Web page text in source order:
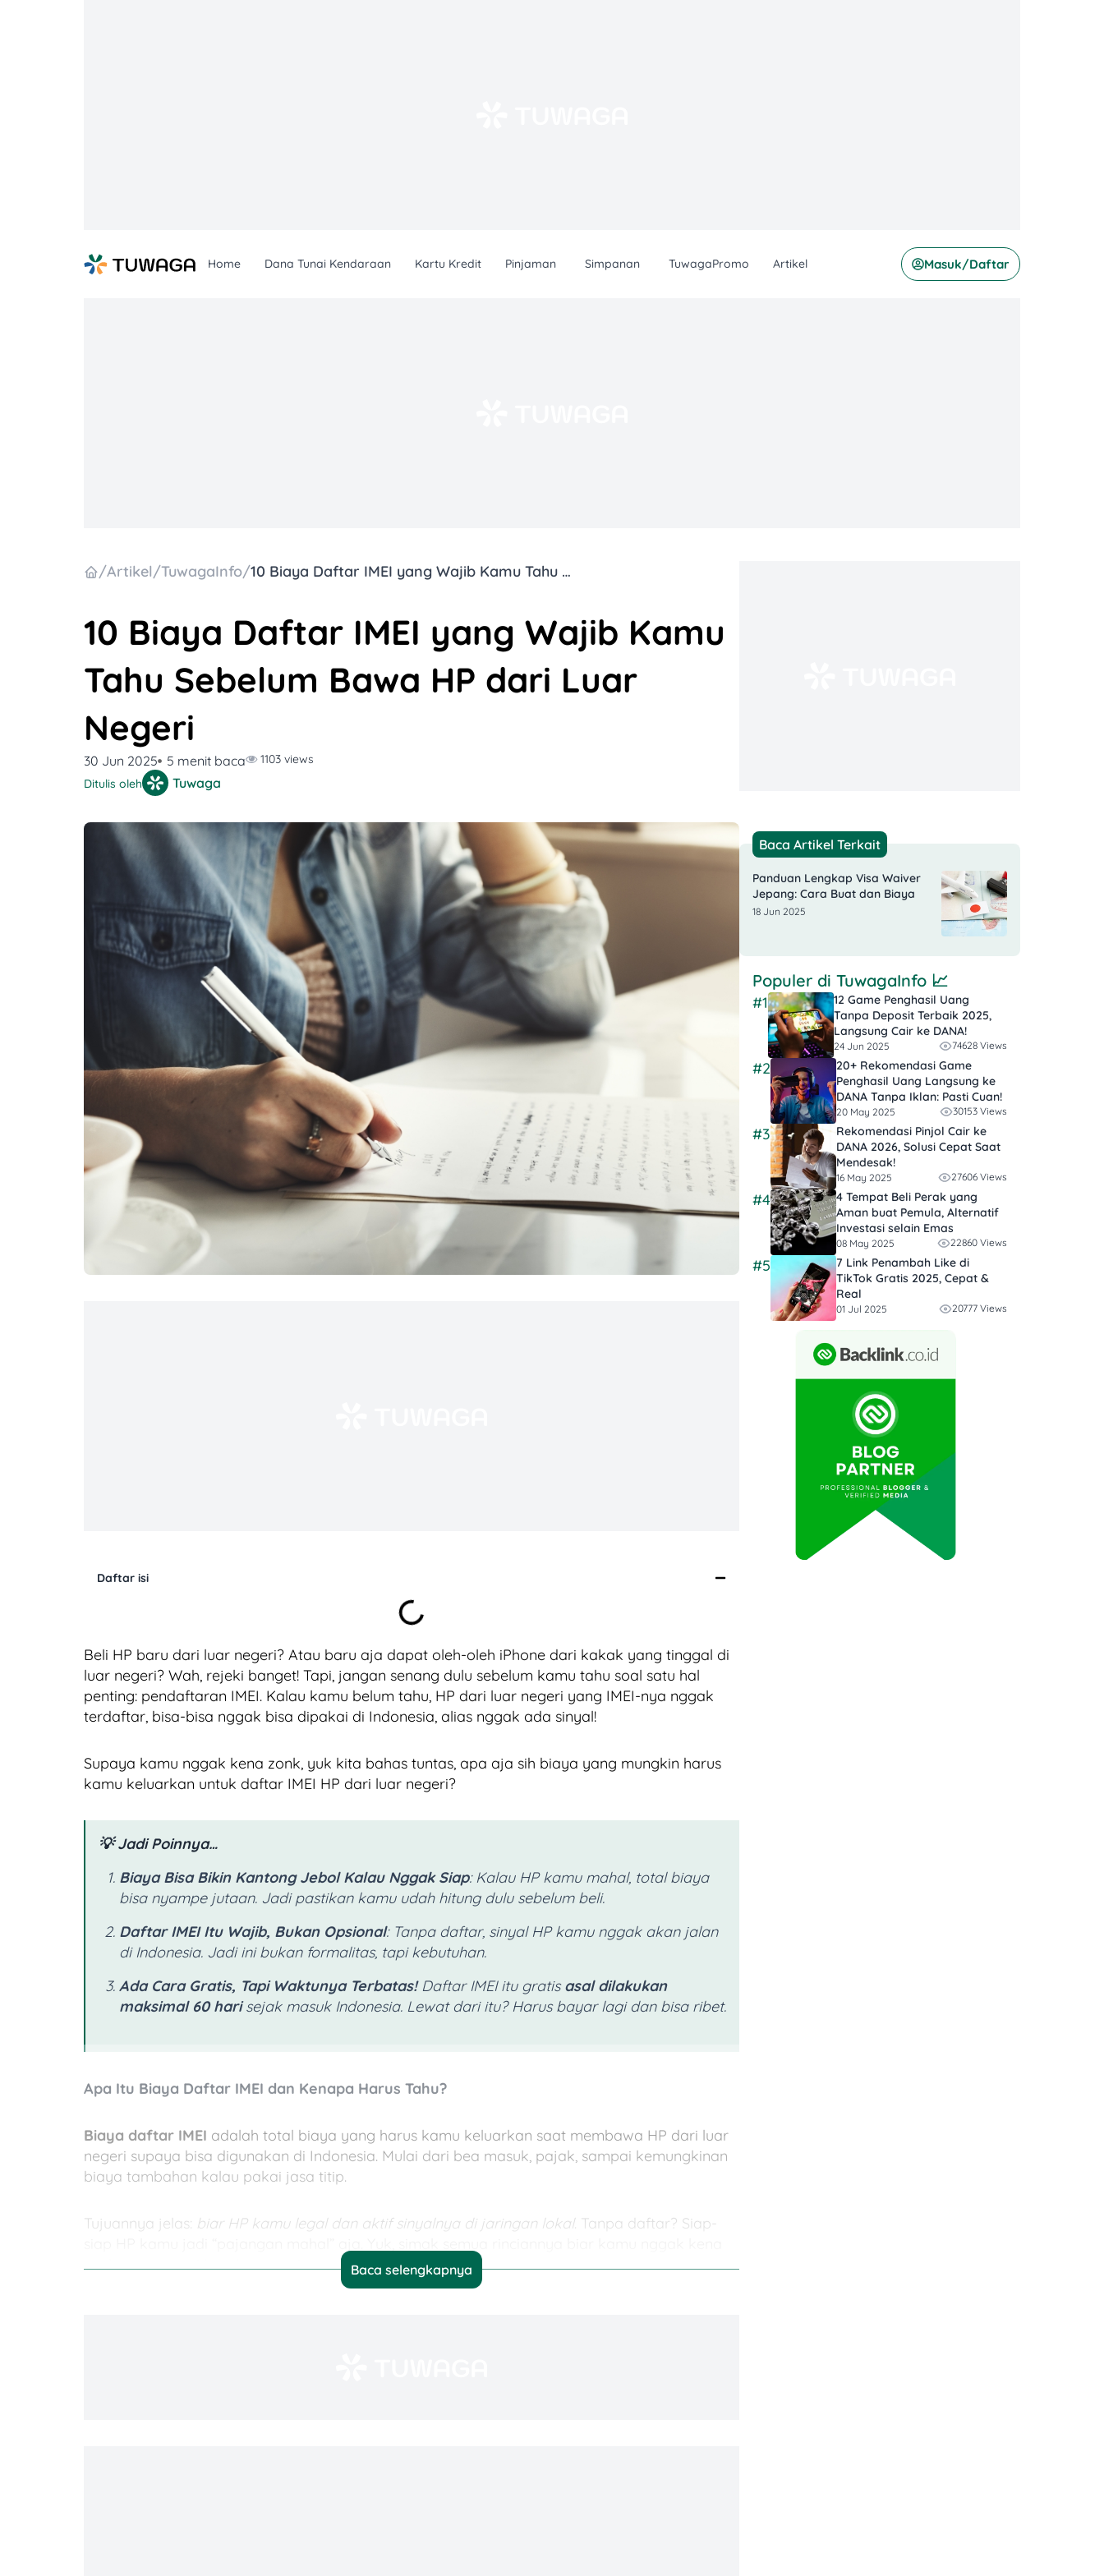
Home Dana Tunai Kendaraan Kartu Kredit Pinjaman Simpanan TuwagaPromo Artikel Masuk/Daftar
/Artikel/TuwagaInfo/ 10 Biaya Daftar IMEI yang Wajib Kamu Tahu Sebelum Bawa HP dari Luar Negeri
10 Biaya Daftar IMEI yang Wajib Kamu
Tahu Sebelum Bawa HP dari Luar
Negeri
30 Jun 2025 5 menit baca
1103 views
Ditulis oleh
Tuwaga
Daftar isi
Beli HP baru dari luar negeri? Atau baru aja dapat oleh-oleh iPhone dari kakak yang tinggal di
luar negeri? Wah, rejeki banget! Tapi, jangan senang dulu sebelum kamu tahu soal satu hal
penting: pendaftaran IMEI. Kalau kamu belum tahu, HP dari luar negeri yang IMEI-nya nggak
terdaftar, bisa-bisa nggak bisa dipakai di Indonesia, alias nggak ada sinyal!
Supaya kamu nggak kena zonk, yuk kita bahas tuntas, apa aja sih biaya yang mungkin harus
kamu keluarkan untuk daftar IMEI HP dari luar negeri?
💡 Jadi Poinnya…
Biaya Bisa Bikin Kantong Jebol Kalau Nggak Siap: Kalau HP kamu mahal, total biaya
bisa nyampe jutaan. Jadi pastikan kamu udah hitung dulu sebelum beli.
Daftar IMEI Itu Wajib, Bukan Opsional: Tanpa daftar, sinyal HP kamu nggak akan jalan
di Indonesia. Jadi ini bukan formalitas, tapi kebutuhan.
Ada Cara Gratis, Tapi Waktunya Terbatas!Daftar IMEI itu gratisasal dilakukan
maksimal 60 harisejak masuk Indonesia. Lewat dari itu? Harus bayar lagi dan bisa ribet.
Apa Itu Biaya Daftar IMEI dan Kenapa Harus Tahu?
Biaya daftar IMEI adalah total biaya yang harus kamu keluarkan saat membawa HP dari luar
negeri supaya bisa digunakan di Indonesia. Mulai dari bea masuk, pajak, sampai kemungkinan
biaya tambahan kalau pakai jasa titip.
Tujuannya jelas: biar HP kamu legal dan aktif sinyalnya di jaringan lokal. Tanpa daftar? Siap-
zonk pas sampai bandara nanti.
Baca selengkapnya
Baca Artikel Terkait
Panduan Lengkap Visa Waiver
Jepang: Cara Buat dan Biaya
18 Jun 2025
Populer di TuwagaInfo 📈
#1
12 Game Penghasil Uang
Tanpa Deposit Terbaik 2025,
Langsung Cair ke DANA!
24 Jun 2025 74628 Views
#2
20+ Rekomendasi Game
Penghasil Uang Langsung ke
DANA Tanpa Iklan​: Pasti Cuan!
20 May 2025 30153 Views
#3
Rekomendasi Pinjol Cair ke
DANA 2026, Solusi Cepat Saat
Mendesak!
16 May 2025 27606 Views
#4
4 Tempat Beli Perak yang
Aman buat Pemula, Alternatif
Investasi selain Emas
08 May 2025 22860 Views
#5
7 Link Penambah Like di
TikTok Gratis 2025, Cepat &
Real
01 Jul 2025 20777 Views